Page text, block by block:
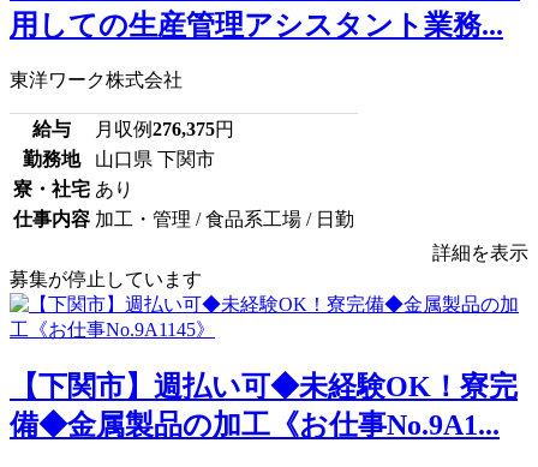
用しての生産管理アシスタント業務...
東洋ワーク株式会社
給与 月収例276,375円
勤務地
山口県 下関市
寮・社宅 あり
仕事内容 加工・管理 / 食品系工場 / 日勤
詳細を表示
募集が停止しています
【下関市】週払い可◆未経験OK！寮完
備◆金属製品の加工《お仕事No.9A1...